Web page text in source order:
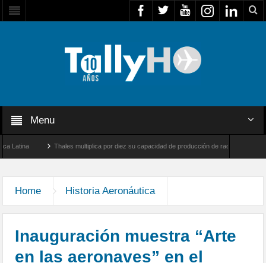
Menu
Thales multiplica por diez su capacidad de producción de radares en Brasil
Home Historia Aeronáutica
Inauguración muestra “Arte
en las aeronaves” en el